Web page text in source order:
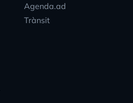
Agenda.ad
Trànsit